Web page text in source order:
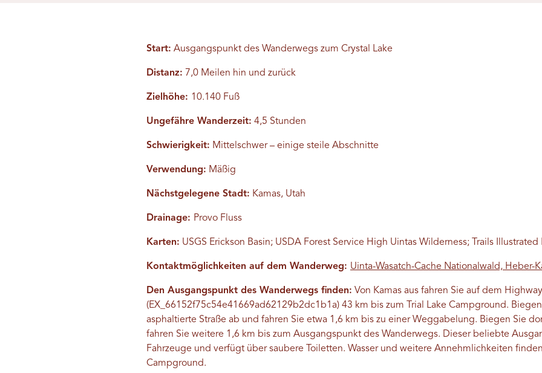
Start: Ausgangspunkt des Wanderwegs zum Crystal Lake
Distanz: 7,0 Meilen hin und zurück
Zielhöhe: 10.140 Fuß
Ungefähre Wanderzeit: 4,5 Stunden
Schwierigkeit: Mittelschwer – einige steile Abschnitte
Verwendung: Mäßig
Nächstgelegene Stadt: Kamas, Utah
Drainage: Provo Fluss
Karten: USGS Erickson Basin; USDA Forest Service High Uintas Wilderness; Trails
Kontaktmöglichkeiten auf dem Wanderweg: Uinta-Wasatch-Cache Nationalwald, Heber-
Den Ausgangspunkt des Wanderwegs finden: Von Kamas aus fahren Sie auf dem
(EX_66152f75c54e41669ad62129b2dc1b1a) 43 km bis zum Trial Lake Campground.
asphaltierte Straße ab und fahren Sie etwa 1,6 km bis zu einer Weggabelung. Biegen Sie
fahren Sie weitere 1,6 km bis zum Ausgangspunkt des Wanderwegs. Dieser beliebte
Fahrzeuge und verfügt über saubere Toiletten. Wasser und weitere Annehmlichkeiten
Campground.